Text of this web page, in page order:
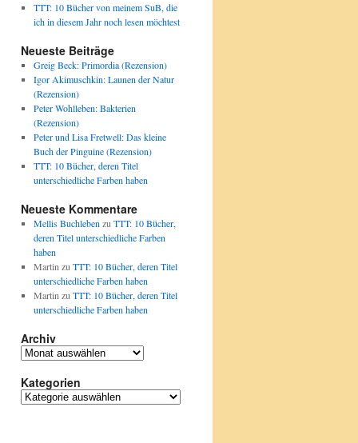
TTT: 10 Bücher von meinem SuB, die
ich in diesem Jahr noch lesen möchtest
Neueste Beiträge
Greig Beck: Primordia (Rezension)
Igor Akimuschkin: Launen der Natur
(Rezension)
Peter Wohlleben: Bakterien
(Rezension)
Peter und Lisa Fretwell: Das kleine
Buch der Pinguine (Rezension)
TTT: 10 Bücher, deren Titel
unterschiedliche Farben haben
Neueste Kommentare
Mellis Buchleben zu TTT: 10 Bücher,
deren Titel unterschiedliche Farben
haben
Martin zu TTT: 10 Bücher, deren Titel
unterschiedliche Farben haben
Martin zu TTT: 10 Bücher, deren Titel
unterschiedliche Farben haben
Archiv
Archiv
Kategorien
Kategorien